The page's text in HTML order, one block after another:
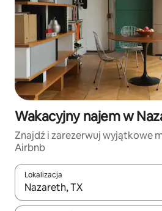
Wakacyjny najem w
Znajdź i zarezerwuj wyjątkowe
Airbnb
Lokalizacja
Gdy wyniki będą dostępne,